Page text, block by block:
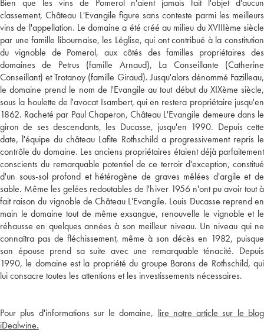
Bien que les vins de Pomerol n'aient jamais fait l'objet d'aucun
classement, Château L'Evangile figure sans conteste parmi les meilleurs
vins de l'appellation. Le domaine a été créé au milieu du XVIIIème siècle
par une famille libournaise, les Léglise, qui ont contribué à la constitution
du vignoble de Pomerol, aux côtés des familles propriétaires des
domaines de Petrus (famille Arnaud), La Conseillante (Catherine
Conseillant) et Trotanoy (famille Giraud). Jusqu'alors dénommé Fazilleau,
le domaine prend le nom de l'Evangile au tout début du XIXème siècle,
sous la houlette de l'avocat Isambert, qui en restera propriétaire jusqu'en
1862. Racheté par Paul Chaperon, Château L'Evangile demeure dans le
giron de ses descendants, les Ducasse, jusqu'en 1990. Depuis cette
date, l'équipe du château Lafite Rothschild a progressivement repris le
contrôle du domaine. Les anciens propriétaires étaient déjà parfaitement
conscients du remarquable potentiel de ce terroir d'exception, constitué
d'un sous-sol profond et hétérogène de graves mêlées d'argile et de
sable. Même les gelées redoutables de l'hiver 1956 n'ont pu avoir tout à
fait raison du vignoble de Château L'Evangile. Louis Ducasse reprend en
main le domaine tout de même exsangue, renouvelle le vignoble et le
réhausse en quelques années à son meilleur niveau. Un niveau qui ne
connaîtra pas de fléchissement, même à son décès en 1982, puisque
son épouse prend sa suite avec une remarquable ténacité. Depuis
1990, le domaine est la propriété du groupe Barons de Rothschild, qui
lui consacre toutes les attentions et les investissements nécessaires.
Pour plus d'informations sur le domaine, lire notre article sur le blog
iDealwine.